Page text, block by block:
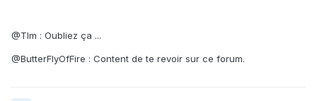
@Tlm : Oubliez ça ...
@ButterFlyOfFire : Content de te revoir sur ce forum.